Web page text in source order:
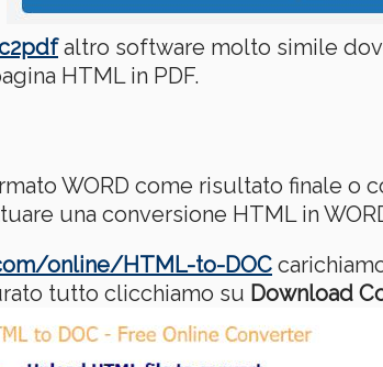
altro software molto simile
HTML in PDF.
WORD come risultato finale
una conversione HTML in
online/HTML-to-DOC
tutto clicchiamo su Download